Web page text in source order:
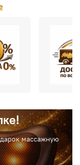
массажную